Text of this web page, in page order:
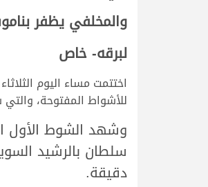
والمخلفي يظفر
لبرقه- خاص
للأشواط المفتوحة، والتي
وشهد الشوط الأول
دقيقة.